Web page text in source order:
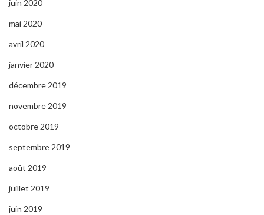
juin 2020
mai 2020
avril 2020
janvier 2020
décembre 2019
novembre 2019
octobre 2019
septembre 2019
août 2019
juillet 2019
juin 2019